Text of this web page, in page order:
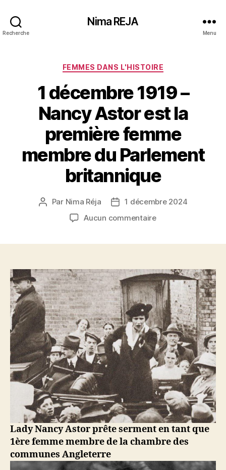
Recherche
Nima REJA
Menu
Catégories
FEMMES DANS L'HISTOIRE
1 décembre 1919 –
Nancy Astor est la
première femme
membre du Parlement
britannique
Auteur
Par Nima Réja
Date1 décembre 2024
Aucun commentairesur
Nancy
Astor
est
la
première
femme
membre
du
Parlement
britannique
Lady Nancy Astor prête serment en tant que
1ère femme membre de la chambre des
communes Angleterre